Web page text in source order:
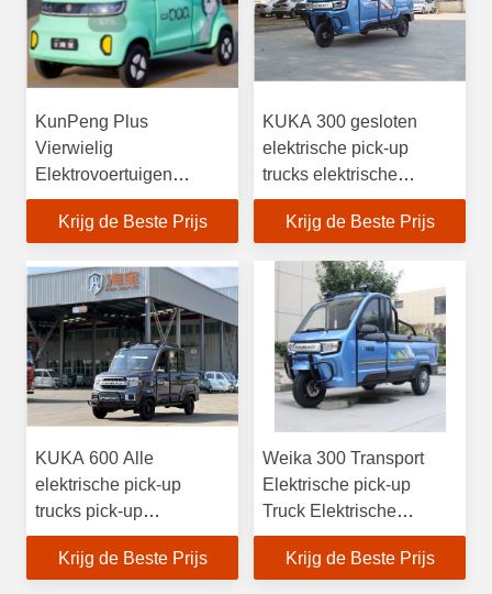
KunPeng Plus
Vierwielig
Elektrovoertuigen
Airconditioner Zonne-
energie Klein voertuig
Krijg de Beste Prijs
KUKA 300 gesloten
elektrische pick-up
trucks elektrische
driewieler pick-up
driewieler
Krijg de Beste Prijs
KUKA 600 Alle
elektrische pick-up
trucks pick-up
elektrische truck mini
elektrische pick-up truck
Krijg de Beste Prijs
Weika 300 Transport
Elektrische pick-up
Truck Elektrische
driewieler
Passagierswagen
Krijg de Beste Prijs